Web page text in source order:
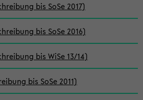
bis SoSe 2017)
bis SoSe 2016)
bis WiSe 13/14)
bis SoSe 2011)